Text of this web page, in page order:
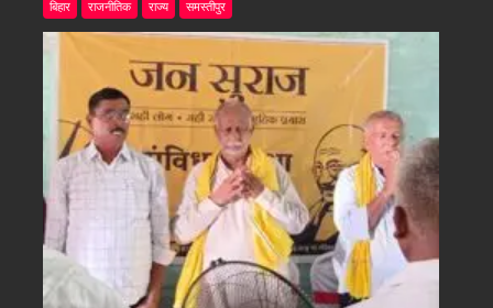
बिहार राजनीतिक राज्य समस्तीपुर